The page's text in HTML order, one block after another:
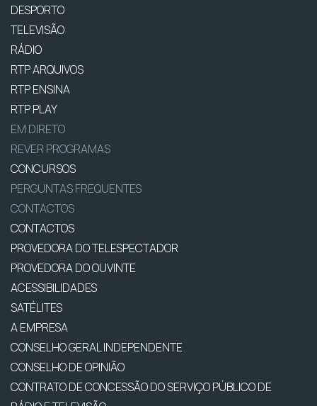
DESPORTO
TELEVISÃO
RÁDIO
RTP ARQUIVOS
RTP ENSINA
RTP PLAY
EM DIRETO
REVER PROGRAMAS
CONCURSOS
PERGUNTAS FREQUENTES
CONTACTOS
CONTACTOS
PROVEDORA DO TELESPECTADOR
PROVEDORA DO OUVINTE
ACESSIBILIDADES
SATÉLITES
A EMPRESA
CONSELHO GERAL INDEPENDENTE
CONSELHO DE OPINIÃO
CONTRATO DE CONCESSÃO DO SERVIÇO PÚBLICO DE